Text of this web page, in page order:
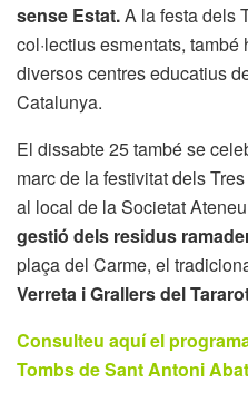
sense Estat.A la festa dels
col·lectius esmentats,
diversos centres educatius
Catalunya.
El dissabte 25 també se
marc de la festivitat dels
al local de la Societat
gestió dels residus
plaça del Carme, el
Verreta i Grallers del
Consulteu aquí el
Tombs de Sant Antoni